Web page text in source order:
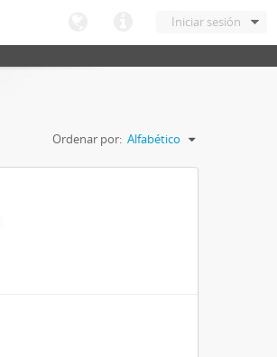
Iniciar sesión
Ordenar por: Alfabético